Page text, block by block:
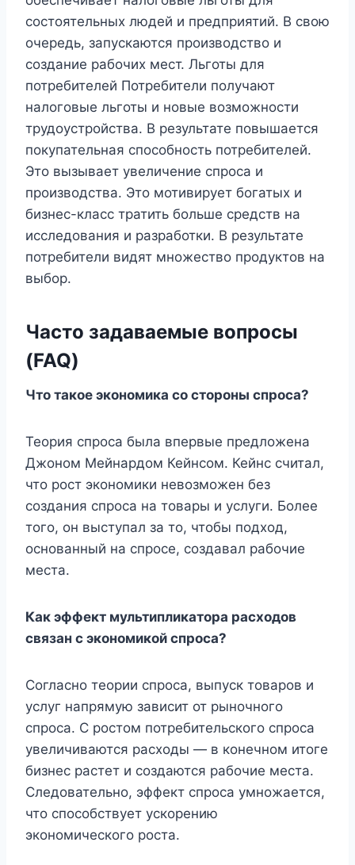
состоятельных людей и предприятий. В свою
очередь, запускаются производство и
создание рабочих мест. Льготы для
потребителей Потребители получают
налоговые льготы и новые возможности
трудоустройства. В результате повышается
покупательная способность потребителей.
Это вызывает увеличение спроса и
производства. Это мотивирует богатых и
бизнес-класс тратить больше средств на
исследования и разработки. В результате
потребители видят множество продуктов на
выбор.
Часто задаваемые вопросы
(FAQ)
Что такое экономика со стороны спроса?
Теория спроса была впервые предложена
Джоном Мейнардом Кейнсом. Кейнс считал,
что рост экономики невозможен без
создания спроса на товары и услуги. Более
того, он выступал за то, чтобы подход,
основанный на спросе, создавал рабочие
места.
Как эффект мультипликатора расходов
связан с экономикой спроса?
Согласно теории спроса, выпуск товаров и
услуг напрямую зависит от рыночного
спроса. С ростом потребительского спроса
увеличиваются расходы — в конечном итоге
бизнес растет и создаются рабочие места.
Следовательно, эффект спроса умножается,
что способствует ускорению
экономического роста.